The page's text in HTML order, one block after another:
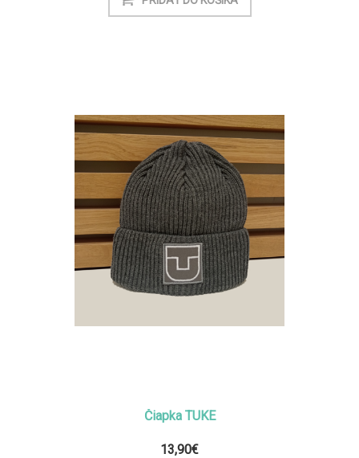
Čiapka TUKE
13,90€